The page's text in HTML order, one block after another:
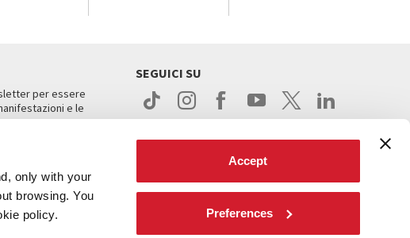
only with your
browsing. You
policy.
Accept
Preferences
per essere
e le
SEGUICI SU